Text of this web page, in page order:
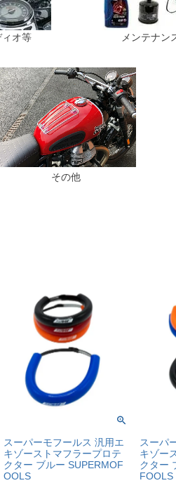
オ等 メンテナン
その他
スーパーモフールス 汎用エ
キゾーストマフラープロテ
クター ブルー SUPERMOF
OOLS
スーパ
キゾー
クター
FOOLS